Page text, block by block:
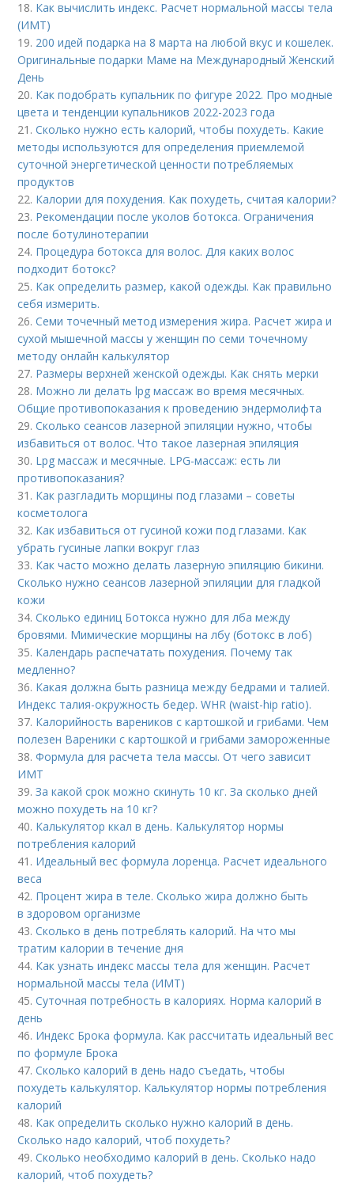
18. Как вычислить индекс. Расчет нормальной массы тела
(ИМТ)
19. 200 идей подарка на 8 марта на любой вкус и кошелек.
Оригинальные подарки Маме на Международный Женский
День
20. Как подобрать купальник по фигуре 2022. Про модные
цвета и тенденции купальников 2022-2023 года
21.Сколько нужно есть калорий, чтобы похудеть. Какие
методы используются для определения приемлемой
суточной энергетической ценности потребляемых
продуктов
22. Калории для похудения. Как похудеть, считая калории?
23. Рекомендации после уколов ботокса. Ограничения
после ботулинотерапии
24. Процедура ботокса для волос. Для каких волос
подходит ботокс?
25. Как определить размер, какой одежды. Как правильно
себя измерить.
26.Семи точечный метод измерения жира. Расчет жира и
сухой мышечной массы у женщин по семи точечному
методу онлайн калькулятор
27. Размеры верхней женской одежды. Как снять мерки
28. Можно ли делать lpg массаж во время месячных.
Общие противопоказания к проведению эндермолифта
29.Сколько сеансов лазерной эпиляции нужно, чтобы
избавиться от волос. Что такое лазерная эпиляция
30. Lpg массаж и месячные. LPG-массаж: есть ли
противопоказания?
31. Как разгладить морщины под глазами – советы
косметолога
32. Как избавиться от гусиной кожи под глазами. Как
убрать гусиные лапки вокруг глаз
33. Как часто можно делать лазерную эпиляцию бикини.
Сколько нужно сеансов лазерной эпиляции для гладкой
кожи
34.Сколько единиц Ботокса нужно для лба между
бровями. Мимические морщины на лбу (ботокс в лоб)
35. Календарь распечатать похудения. Почему так
медленно?
36. Какая должна быть разница между бедрами и талией.
Индекс талия-окружность бедер. WHR (waist-hip ratio).
37. Калорийность вареников с картошкой и грибами. Чем
полезен Вареники с картошкой и грибами замороженные
38.Формула для расчета тела массы. От чего зависит
ИМТ
39.За какой срок можно скинуть 10 кг. За сколько дней
можно похудеть на 10 кг?
40. Калькулятор ккал в день. Калькулятор нормы
потребления калорий
41. Идеальный вес формула лоренца. Расчет идеального
веса
42. Процент жира в теле. Сколько жира должно быть
в здоровом организме
43.Сколько в день потреблять калорий. На что мы
тратим калории в течение дня
44. Как узнать индекс массы тела для женщин. Расчет
нормальной массы тела (ИМТ)
45.Суточная потребность в калориях. Норма калорий в
день
46. Индекс Брока формула. Как рассчитать идеальный вес
по формуле Брока
47.Сколько калорий в день надо съедать, чтобы
похудеть калькулятор. Калькулятор нормы потребления
калорий
48. Как определить сколько нужно калорий в день.
Сколько надо калорий, чтоб похудеть?
49.Сколько необходимо калорий в день. Сколько надо
калорий, чтоб похудеть?